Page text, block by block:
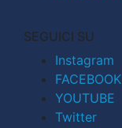
SEGUICI SU
Instagram
FACEBOOK
YOUTUBE
Twitter